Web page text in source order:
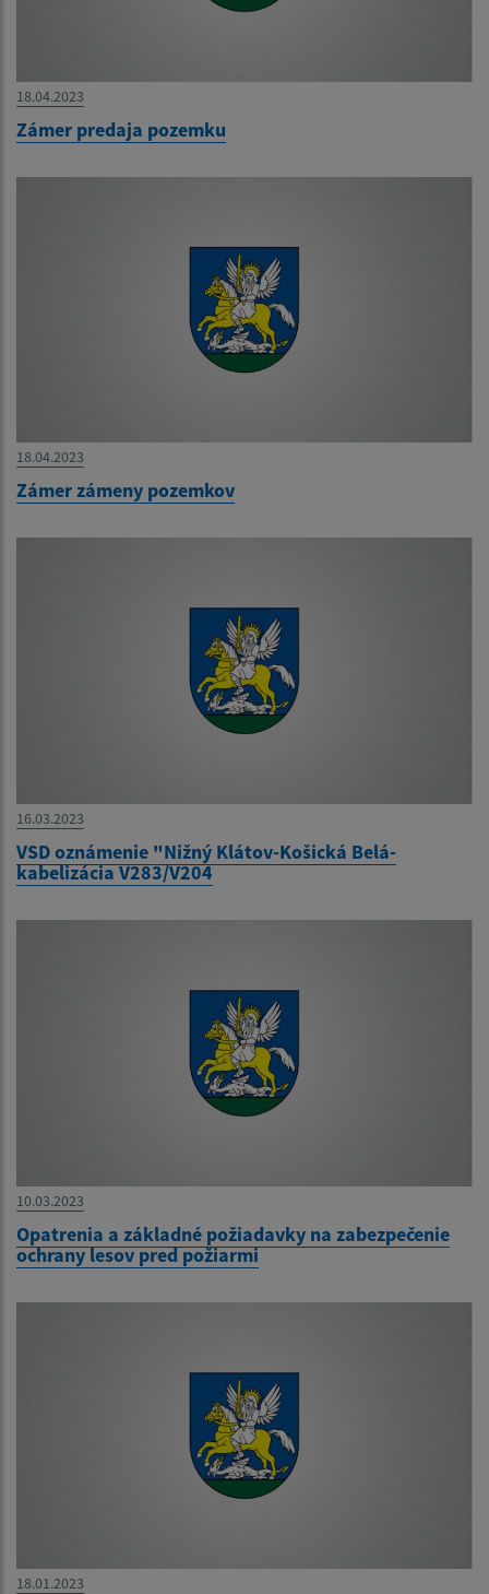
18.04.2023
Zámer predaja pozemku
18.04.2023
Zámer zámeny pozemkov
16.03.2023
VSD oznámenie "Nižný Klátov-Košická Belá-
kabelizácia V283/V204
10.03.2023
Opatrenia a základné požiadavky na zabezpečenie
ochrany lesov pred požiarmi
18.01.2023